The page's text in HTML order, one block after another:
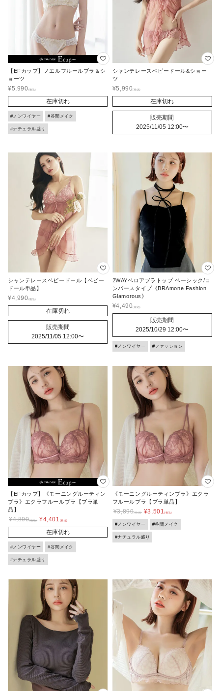
【EFカップ】ノエルフルールブラ＆シ
ョーツ
¥5,990
在庫切れ
#ノンワイヤー #谷間メイク
#ナチュラル盛り
シャンテレースベビードール&ショー
ツ
¥5,990
在庫切れ
販売期間
2025/11/05 12:00〜
シャンテレースベビードール【ベビー
ドール単品】
¥4,990
在庫切れ
販売期間
2025/11/05 12:00〜
2WAYベロアブラトップ ベーシック/ロ
ンパースタイプ《BRAmone Fashion
Glamorous》
¥4,490
販売期間
2025/10/29 12:00〜
#ノンワイヤー #ファッション
【EFカップ】《モーニングルーティン
ブラ》エクラフルールブラ【ブラ単
品】
¥4,890 ¥4,401
在庫切れ
#ノンワイヤー #谷間メイク
#ナチュラル盛り
《モーニングルーティンブラ》エクラ
フルールブラ【ブラ単品】
¥3,890 ¥3,501
#ノンワイヤー #谷間メイク
#ナチュラル盛り